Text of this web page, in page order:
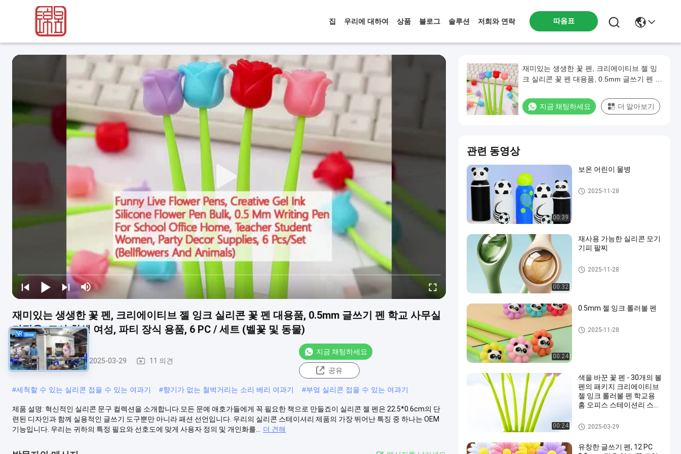
집 우리에 대하여 상품 블로그 솔루션 저희와 연락 따옴표
재미있는 생생한 꽃 펜, 크리에이티브 젤 잉크 실리콘 꽃 펜 대용품, 0.5mm 글쓰기 펜 학교 사무실
가정용, 교사 학생 여성, 파티 장식 용품, 6 PC / 세트 (벨꽃 및 동물)
실리콘 종이류 2025-03-29 11 의견
지금 채팅하세요
공유
#세척할 수 있는 실리콘 접을 수 있는 여과기 #향기가 없는 철벅거리는 소리 베리 여과기 #부엌 실리콘 접을 수 있는 여과기
제품 설명: 혁신적인 실리콘 문구 컬렉션을 소개합니다.모든 문예 애호가들에게 꼭 필요한 책으로 만들죠이 실리콘 젤 펜은 22.5*0.6cm의 단
련된 디자인과 함께 실용적인 글쓰기 도구뿐만 아니라 패션 선언입니다. 우리의 실리콘 스테이셔리 제품의 가장 뛰어난 특징 중 하나는 OEM
기능입니다. 우리는 귀하의 특정 필요와 선호도에 맞게 사용자 정의 및 개인화를...
더 견해
재미있는 생생한 꽃 펜, 크리에이티브 젤 잉
크 실리콘 꽃 펜 대용품, 0.5mm 글쓰기 펜 학
용품, 6 PC / 세트 (벨꽃 및 동물)
지금 채팅하세요 더 알아보기
관련 동영상
00:39
보온 어린이 물병
실리콘 베이킹 폼
2025-11-28
00:32
재사용 가능한 실리콘 모기
기피 팔찌
실리콘 종이류
2025-11-28
00:24
0.5mm 젤 잉크 롤러볼 펜
실리콘 종이류
2025-11-28
00:24
색을 바꾼 꽃 펜 - 30개의 볼
펜의 패키지 크리에이티브
젤 잉크 롤러볼 펜 학교용
홈 오피스 스테이션리 스토
색 0.38mm (tulip)
실리콘 종이류
2025-03-29
유창한 글쓰기 펜, 12 PC